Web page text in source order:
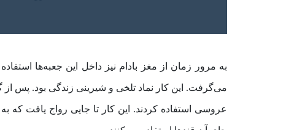
به مرور زمان از مغز بادام نیز داخل این جعبه‌ها
می‌گرفت. این کار نماد تلخی و شیرینی زندگی بود. پس
عروسی استفاده کردند. این کار تا جایی رواج یافت که